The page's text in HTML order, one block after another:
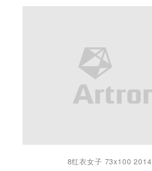
8红衣女子 73x100